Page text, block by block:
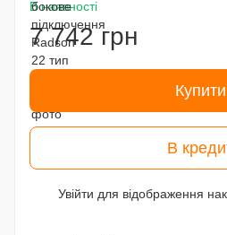
В наявності
7 742 грн
Купити
В
Увійти для відображення